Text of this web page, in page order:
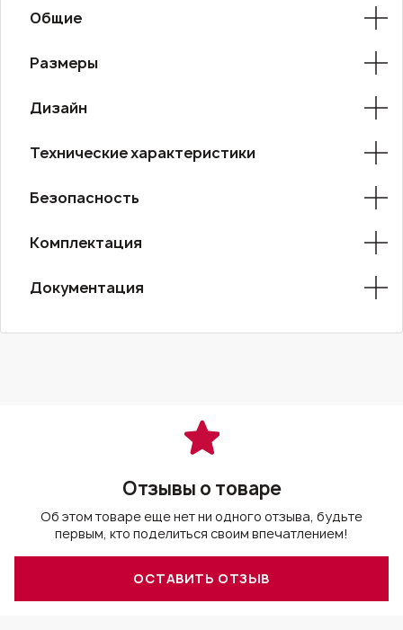
Общие
Размеры
Дизайн
Технические характеристики
Безопасность
Комплектация
Документация
Отзывы о товаре
Об этом товаре еще нет ни одного отзыва, будьте
первым, кто поделиться своим впечатлением!
ОСТАВИТЬ ОТЗЫВ